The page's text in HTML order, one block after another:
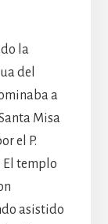
la
del
a
Misa
el P.
templo
asistido